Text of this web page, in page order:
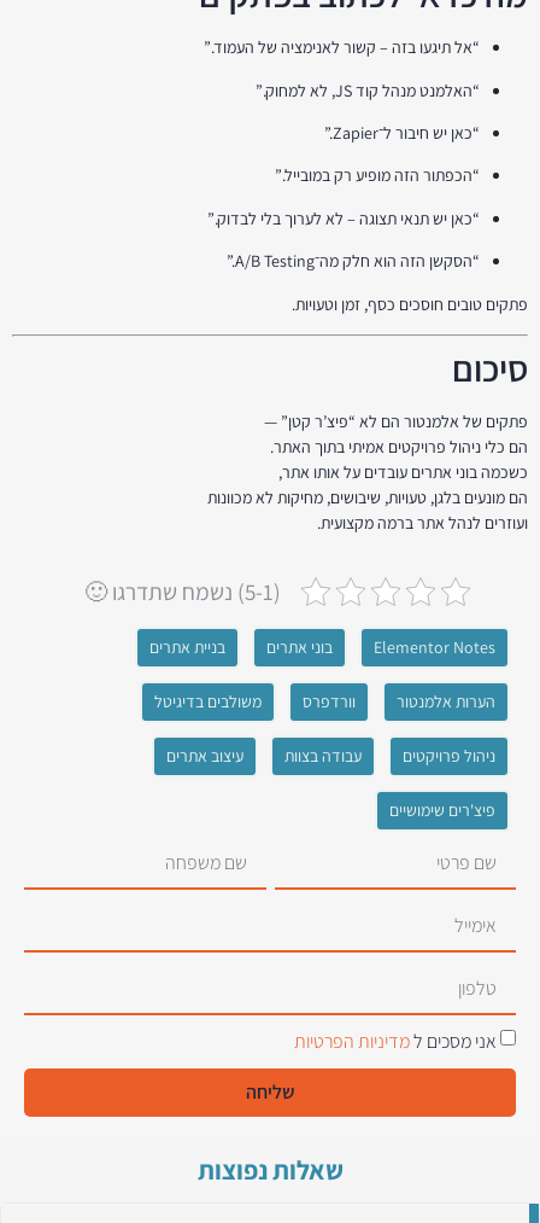
“אל תיגעו בזה – קשור לאנימציה של העמוד.”
“האלמנט מנהל קוד JS, לא למחוק.”
“כאן יש חיבור ל־Zapier.”
“הכפתור הזה מופיע רק במובייל.”
“כאן יש תנאי תצוגה – לא לערוך בלי לבדוק.”
“הסקשן הזה הוא חלק מה־A/B Testing.”
פתקים טובים חוסכים כסף, זמן וטעויות.
סיכום
פתקים של אלמנטור הם לא “פיצ’ר קטן” —
הם כלי ניהול פרויקטים אמיתי בתוך האתר.
כשכמה בוני אתרים עובדים על אותו אתר,
הם מונעים בלגן, טעויות, שיבושים, מחיקות לא מכוונות
ועוזרים לנהל אתר ברמה מקצועית.
(5-1) נשמח שתדרגו 🙂
Elementor Notes בוני אתרים בניית אתרים
הערות אלמנטור וורדפרס משולבים בדיגיטל
ניהול פרויקטים עבודה בצוות עיצוב אתרים
פיצ'רים שימושיים
אני מסכים למדיניות הפרטיות
שליחה
שאלות נפוצות